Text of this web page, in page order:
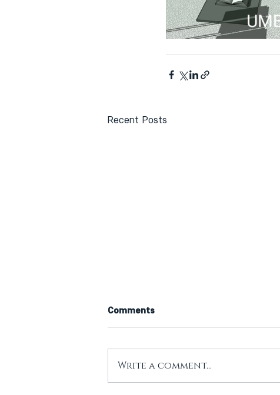
Recent Posts
Comments
Write a comment...